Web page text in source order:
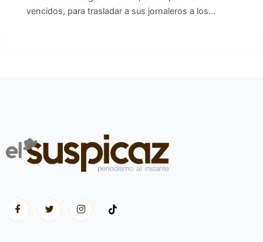
vencidos, para trasladar a sus jornaleros a los…